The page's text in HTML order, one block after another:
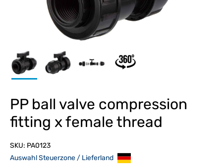
PP ball valve compression
fitting x female thread
SKU: PA0123
Auswahl Steuerzone / Lieferland